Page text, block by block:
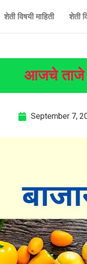
शेती विषयी माहिती शेती
आजचे ताजे
September 7,